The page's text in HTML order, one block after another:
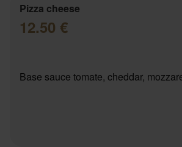
Pizza cheese
12.50 €
Base sauce tomate, cheddar,